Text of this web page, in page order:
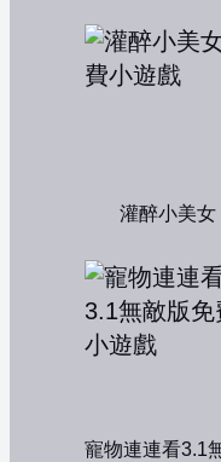
灌醉小美女